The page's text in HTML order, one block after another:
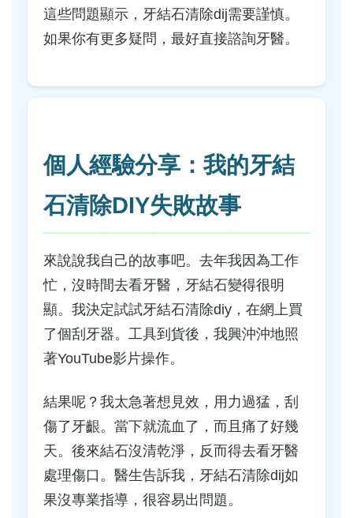
這些問題顯示，牙結石清除dij需要謹慎。
如果你有更多疑問，最好直接諮詢牙醫。
個人經驗分享：我的牙結
石清除DIY失敗故事
來說說我自己的故事吧。去年我因為工作
忙，沒時間去看牙醫，牙結石變得很明
顯。我決定試試牙結石清除diy，在網上買
了個刮牙器。工具到貨後，我興沖沖地照
著YouTube影片操作。
結果呢？我太急著想見效，用力過猛，刮
傷了牙齦。當下就流血了，而且痛了好幾
天。後來結石沒清乾淨，反而得去看牙醫
處理傷口。醫生告訴我，牙結石清除dij如
果沒專業指導，很容易出問題。